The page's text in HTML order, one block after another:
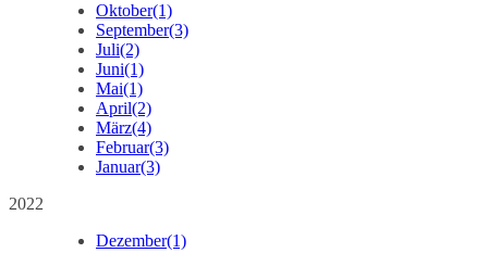
Oktober(1)
September(3)
Juli(2)
Juni(1)
Mai(1)
April(2)
März(4)
Februar(3)
Januar(3)
2022
Dezember(1)